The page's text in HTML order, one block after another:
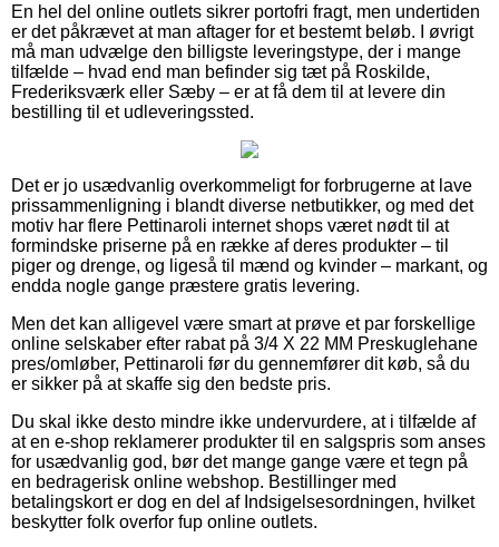
En hel del online outlets sikrer portofri fragt, men undertiden
er det påkrævet at man aftager for et bestemt beløb. I øvrigt
må man udvælge den billigste leveringstype, der i mange
tilfælde – hvad end man befinder sig tæt på Roskilde,
Frederiksværk eller Sæby – er at få dem til at levere din
bestilling til et udleveringssted.
Det er jo usædvanlig overkommeligt for forbrugerne at lave
prissammenligning i blandt diverse netbutikker, og med det
motiv har flere Pettinaroli internet shops været nødt til at
formindske priserne på en række af deres produkter – til
piger og drenge, og ligeså til mænd og kvinder – markant, og
endda nogle gange præstere gratis levering.
Men det kan alligevel være smart at prøve et par forskellige
online selskaber efter rabat på 3/4 X 22 MM Preskuglehane
pres/omløber, Pettinaroli før du gennemfører dit køb, så du
er sikker på at skaffe sig den bedste pris.
Du skal ikke desto mindre ikke undervurdere, at i tilfælde af
at en e-shop reklamerer produkter til en salgspris som anses
for usædvanlig god, bør det mange gange være et tegn på
en bedragerisk online webshop. Bestillinger med
betalingskort er dog en del af Indsigelsesordningen, hvilket
beskytter folk overfor fup online outlets.